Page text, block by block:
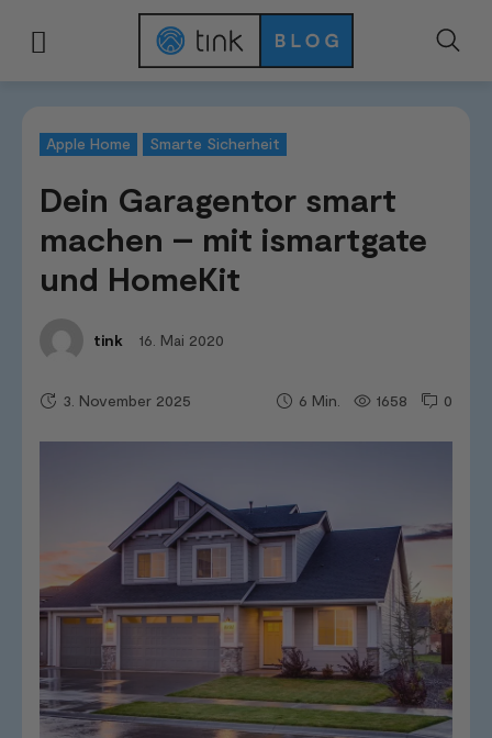
Apple Home Smarte Sicherheit
Dein Garagentor smart
machen – mit ismartgate
und HomeKit
tink 16. Mai 2020
0
1658
6 Min.
3. November 2025